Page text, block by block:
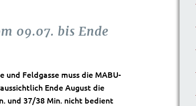
09.07. bis Ende
Feldgasse muss die MABU-
Ende August die
und 37/38 Min. nicht bedient